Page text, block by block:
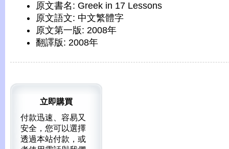
原文書名: Greek in 17 Lessons
原文語文: 中文繁體字
原文第一版: 2008年
翻譯版: 2008年
立即購買
付款迅速、容易又
安全，您可以選擇
透過本站付款，或